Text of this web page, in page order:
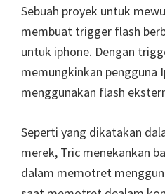
Sebuah proyek untuk
membuat trigger flash
untuk iphone. Dengan
memungkinkan pengguna
menggunakan flash
Seperti yang dikatakan
merek, Tric menekankan
dalam memotret